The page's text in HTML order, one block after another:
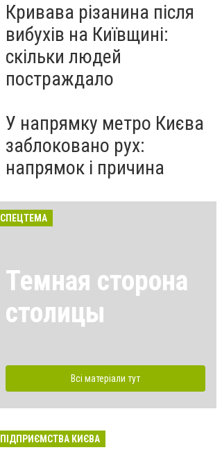
Кривава різанина після
вибухів на Київщині:
скільки людей
постраждало
У напрямку метро Києва
заблоковано рух:
напрямок і причина
СПЕЦТЕМА
Темная сторона
столицы
Всі матеріали тут
ПІДПРИЄМСТВА КИЄВА